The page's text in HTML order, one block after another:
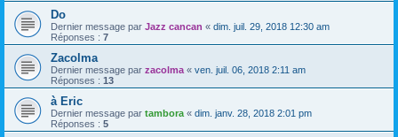
Do
Dernier message par Jazz cancan « dim. juil. 29, 2018 12:30 am
Réponses : 7
Zacolma
Dernier message par zacolma « ven. juil. 06, 2018 2:11 am
Réponses : 13
à Eric
Dernier message par tambora « dim. janv. 28, 2018 2:01 pm
Réponses : 5